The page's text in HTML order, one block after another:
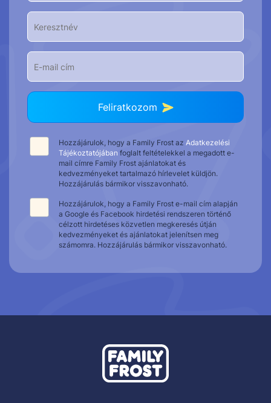
Feliratkozom
Hozzájárulok, hogy a Family Frost az Adatkezelési
Tájékoztatójában foglalt feltételekkel a megadott e-
mail címre Family Frost ajánlatokat és
kedvezményeket tartalmazó hírlevelet küldjön.
Hozzájárulás bármikor visszavonható.
Hozzájárulok, hogy a Family Frost e-mail cím alapján
a Google és Facebook hirdetési rendszeren történő
célzott hirdetéses közvetlen megkeresés útján
kedvezményeket és ajánlatokat jelenítsen meg
számomra. Hozzájárulás bármikor visszavonható.